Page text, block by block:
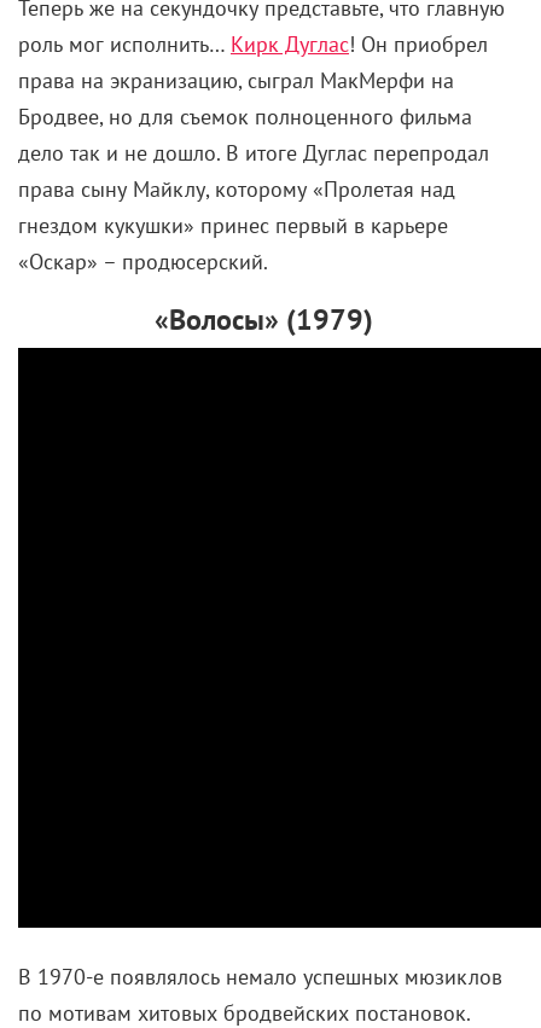
Теперь же на секундочку представьте, что главную
роль мог исполнить… Кирк Дуглас! Он приобрел
права на экранизацию, сыграл МакМерфи на
Бродвее, но для съемок полноценного фильма
дело так и не дошло. В итоге Дуглас перепродал
права сыну Майклу, которому «Пролетая над
гнездом кукушки» принес первый в карьере
«Оскар» – продюсерский.
«Волосы» (1979)
В 1970-е появлялось немало успешных мюзиклов
по мотивам хитовых бродвейских постановок.